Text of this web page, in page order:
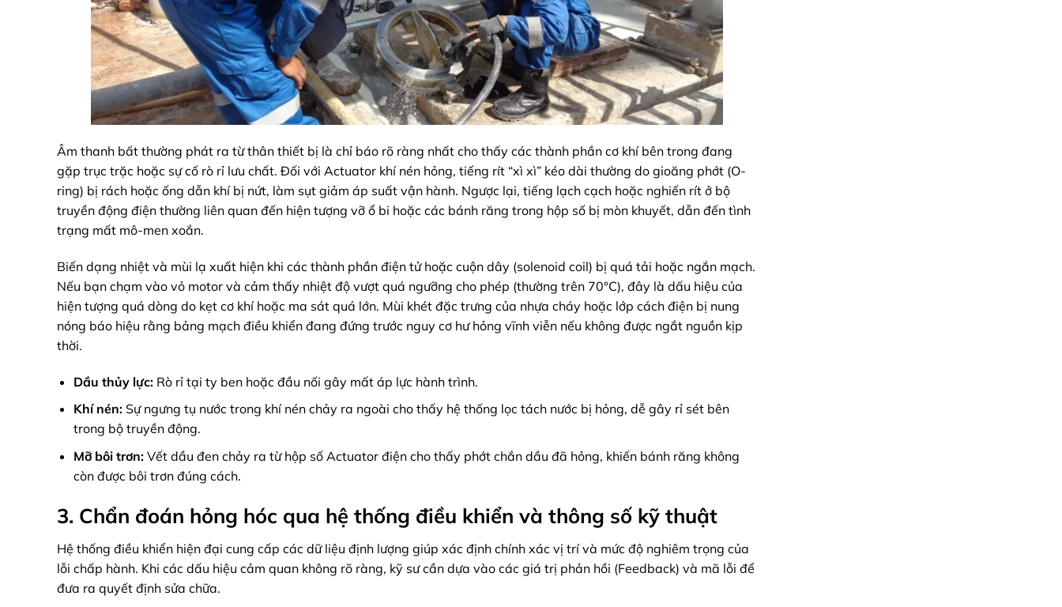
Âm thanh bất thường phát ra từ thân thiết bị là chỉ báo rõ ràng nhất cho thấy các thành phần cơ khí bên trong đang
gặp trục trặc hoặc sự cố rò rỉ lưu chất. Đối với Actuator khí nén hỏng, tiếng rít “xì xì” kéo dài thường do gioăng phớt (O-
ring) bị rách hoặc ống dẫn khí bị nứt, làm sụt giảm áp suất vận hành. Ngược lại, tiếng lạch cạch hoặc nghiến rít ở bộ
truyền động điện thường liên quan đến hiện tượng vỡ ổ bi hoặc các bánh răng trong hộp số bị mòn khuyết, dẫn đến tình
trạng mất mô-men xoắn.
Biến dạng nhiệt và mùi lạ xuất hiện khi các thành phần điện tử hoặc cuộn dây (solenoid coil) bị quá tải hoặc ngắn mạch.
Nếu bạn chạm vào vỏ motor và cảm thấy nhiệt độ vượt quá ngưỡng cho phép (thường trên 70°C), đây là dấu hiệu của
hiện tượng quá dòng do kẹt cơ khí hoặc ma sát quá lớn. Mùi khét đặc trưng của nhựa cháy hoặc lớp cách điện bị nung
nóng báo hiệu rằng bảng mạch điều khiển đang đứng trước nguy cơ hư hỏng vĩnh viễn nếu không được ngắt nguồn kịp
thời.
Dầu thủy lực: Rò rỉ tại ty ben hoặc đầu nối gây mất áp lực hành trình.
Khí nén:Sự ngưng tụ nước trong khí nén chảy ra ngoài cho thấy hệ thống lọc tách nước bị hỏng, dễ gây rỉ sét bên
trong bộ truyền động.
Mỡ bôi trơn:Vết dầu đen chảy ra từ hộp số Actuator điện cho thấy phớt chắn dầu đã hỏng, khiến bánh răng không
còn được bôi trơn đúng cách.
3. Chẩn đoán hỏng hóc qua hệ thống điều khiển và thông số kỹ thuật
Hệ thống điều khiển hiện đại cung cấp các dữ liệu định lượng giúp xác định chính xác vị trí và mức độ nghiêm trọng của
lỗi chấp hành. Khi các dấu hiệu cảm quan không rõ ràng, kỹ sư cần dựa vào các giá trị phản hồi (Feedback) và mã lỗi để
đưa ra quyết định sửa chữa.